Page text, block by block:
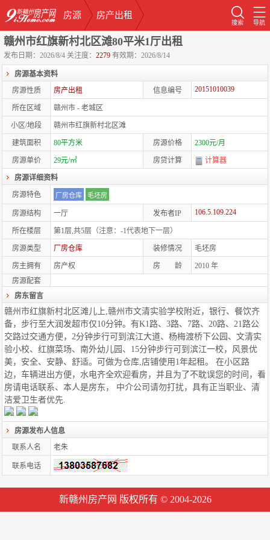
房源 房产出租
搜索 导航
赣州市红旗新村北区滩80平米1厅出租
发布日期：2026/8/4 关注度： 2279 有效期：2026/8/14
房源基本资料
房源性质
房产出租 信息编号 20151010039
所在区域 赣州市 - 老城区
小区/地段 赣州市红旗新村北区滩
建筑面积 80平方米 房源价格 2300元/月
房源单价 29元/㎡ 房贷计算 计算器
房源详细资料
房源特色
厂房仓库 毛坯房
房源结构 一厅 发布者IP 106.5.109.224
所在楼层 第1层,共5层 （注意：-1代表地下一层）
房源类型 厂房仓库 装修情况 毛坯房
房主拥有 房产权 房 龄 2010 年
房源配套
房东留言
赣州市红旗新村北区滩儿上,赣州市文清实验学校附近，银行、餐饮齐
备，步行至大润发超市仅10分钟。有K1路、3路、7路、20路、21路公
交路过交通方便，2分钟步行可到滨江大道、杨梅渡桥下公园、文清实
验小校、红旗菜场、南外幼儿园、15分钟步行可到滨江一校，风景优
美，安全、安静、舒适。可做为仓库,店铺使用1年起租。 在小区路
边，车辆进出方便，水电齐全欢迎看房，并且为了不耽误您的时间，看
房请电话联系、本人是房东， 中介公司请勿打扰，具有正当职业、清
洁爱卫生者优先.
房源发布人信息
联系人名
老朱
联系电话
新赣州房产网 版权所有 © 2004-2026